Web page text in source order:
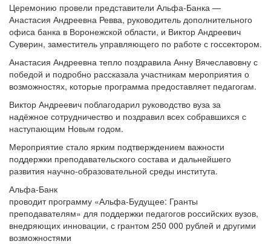
Церемонию провели представители Альфа‑Банка —
Анастасия Андреевна Ревва, руководитель дополнительного
офиса банка в Воронежской области, и Виктор Андреевич
Суверин, заместитель управляющего по работе с госсектором.
Анастасия Андреевна тепло поздравила Анну Вячеславовну с
победой и подробно рассказала участникам мероприятия о
возможностях, которые программа предоставляет педагогам.
Виктор Андреевич поблагодарил руководство вуза за
надёжное сотрудничество и поздравил всех собравшихся с
наступающим Новым годом.
Мероприятие стало ярким подтверждением важности
поддержки преподавательского состава и дальнейшего
развития научно‑образовательной среды института.
Альфа-Банк
проводит программу «Альфа-Будущее: Гранты
преподавателям» для поддержки педагогов российских вузов,
внедряющих инновации, с грантом 250 000 рублей и другими
возможностями